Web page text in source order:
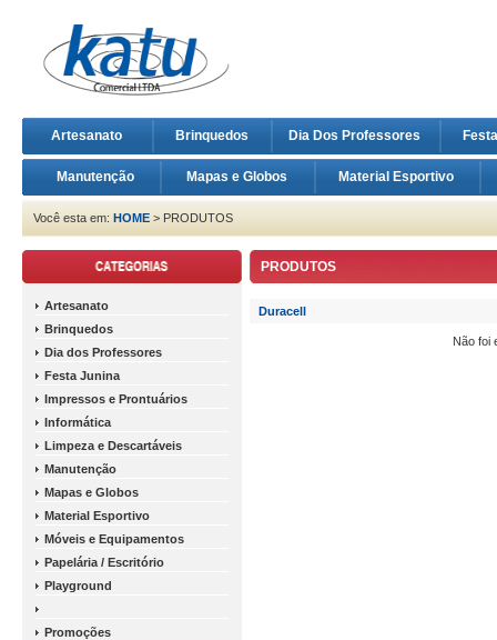
Artesanato Brinquedos Dia Dos Professores
Manutenção Mapas e Globos Material Esportivo
Você esta em: HOME > PRODUTOS
Artesanato
Brinquedos
Dia dos Professores
Festa Junina
Impressos e Prontuários
Informática
Limpeza e Descartáveis
Manutenção
Mapas e Globos
Material Esportivo
Móveis e Equipamentos
Papelária / Escritório
Playground
Promoções
PRODUTOS
Duracell
Não foi